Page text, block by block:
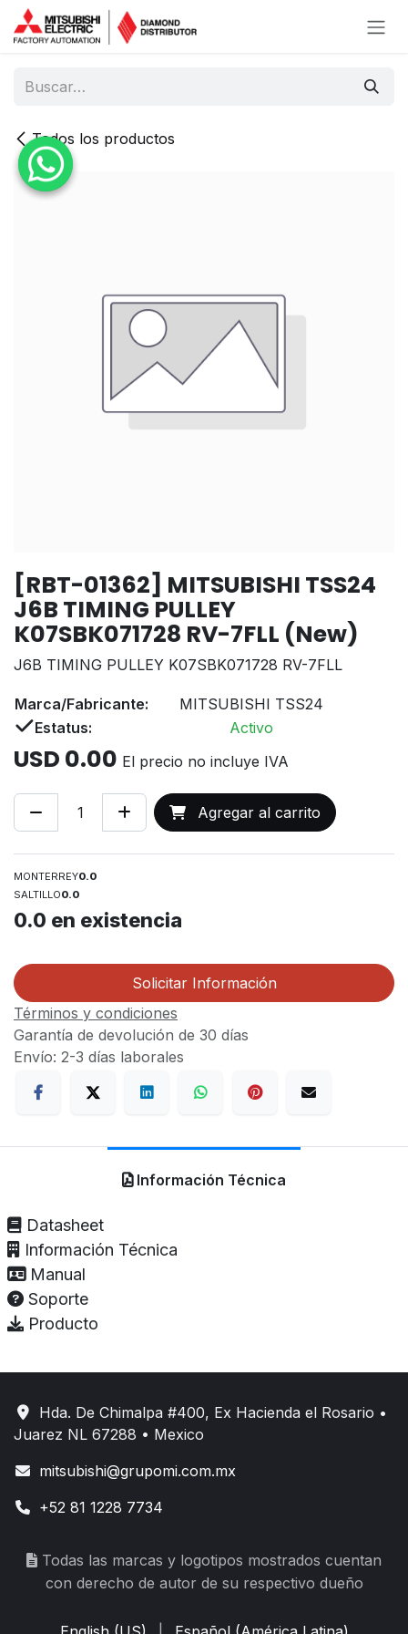
Ir al contenido
Todos los productos
[RBT-01362] MITSUBISHI TSS24
J6B TIMING PULLEY
K07SBK071728 RV-7FLL (New)
J6B TIMING PULLEY K07SBK071728 RV-7FLL
Marca/Fabricante:
MITSUBISHI TSS24
Estatus:
Activo
USD 0.00 El precio no incluye IVA
Agregar al carrito
MONTERREY0.0
SALTILLO0.0
0.0 en existencia
Solicitar Información
Términos y condiciones
Garantía de devolución de 30 días
Envío: 2-3 días laborales
Información Técnica
Datasheet
Información Técnica
Manual
Soporte
Producto
Hda. De Chimalpa #400, Ex Hacienda el Rosario •
Juarez NL 67288 • Mexico
mitsubishi@grupomi.com.mx
+52 81 1228 7734
Todas las marcas y logotipos mostrados cuentan
con derecho de autor de su respectivo dueño